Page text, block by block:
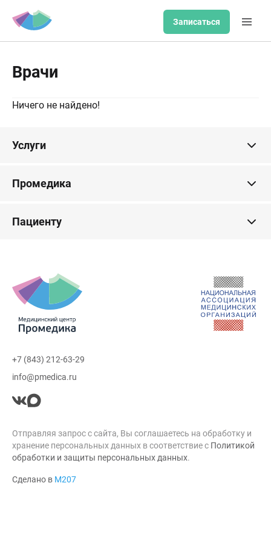
Записаться
Врачи
Ничего не найдено!
Услуги
Промедика
Пациенту
+7 (843) 212-63-29
info@pmedica.ru
Отправляя запрос с сайта, Вы соглашаетесь на обработку и
хранение персональных данных в соответствие с Политикой
обработки и защиты персональных данных.
Сделано в М207